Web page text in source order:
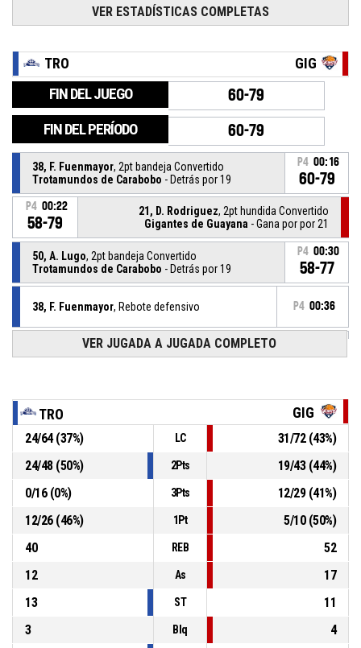
VER ESTADÍSTICAS COMPLETAS
TRO GIG
FIN DEL JUEGO 60-79
FIN DEL PERÍODO 60-79
38, F. Fuenmayor, 2pt bandeja Convertido
Trotamundos de Carabobo - Detrás por 19
P4 00:16
60-79
P4 00:22
58-79
21, D. Rodriguez, 2pt hundida Convertido
Gigantes de Guayana - Gana por por 21
50, A. Lugo, 2pt bandeja Convertido
Trotamundos de Carabobo - Detrás por 19
P4 00:30
58-77
38, F. Fuenmayor, Rebote defensivo P4 00:36
51, Y. Bericoto, Bloqueo
21, D. Rodriguez, 2pt jumpshot Fallado
1, G. Pino, 2pt bandeja Convertido
Trotamundos de Carabobo
P4 00:50
56-77
49, D. Vargas , Rebote defensivo P4 00:53
VER JUGADA A JUGADA COMPLETO
TRO GIG
24/64(37%) LC 31/72(43%)
24/48(50%) 2Pts 19/43(44%)
0/16(0%) 3Pts 12/29(41%)
12/26(46%) 1Pt 5/10(50%)
40
REB
52
12
As
17
13
ST
11
3
Blq
4